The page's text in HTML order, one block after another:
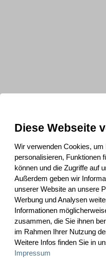
Diese Webseite
Wir verwenden Cookies, um
personalisieren, Funktionen
können und die Zugriffe auf
Außerdem geben wir
unserer Website an unsere
Werbung und Analysen
Informationen
zusammen, die Sie ihnen
im Rahmen Ihrer Nutzung
Weitere Infos finden Sie in
Impressum